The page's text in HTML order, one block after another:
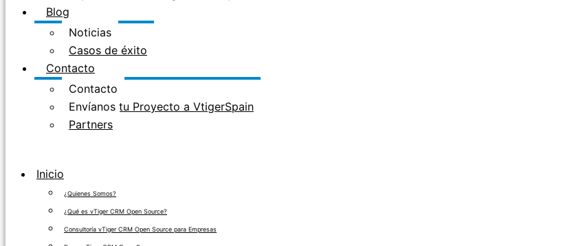
Blog
Noticias
Casos de éxito
Contacto
Contacto
Envíanos tu Proyecto a VtigerSpain
Partners
Inicio
¿Quienes Somos?
¿Qué es vTiger CRM Open Source?
Consultoría vTiger CRM Open Source para Empresas